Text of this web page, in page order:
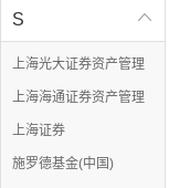

S
上海光大证券资产管理
上海海通证券资产管理
上海证券
施罗德基金(中国)